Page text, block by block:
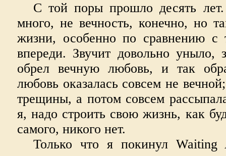
С той поры прошло десять
много, не вечность, конечно, но
жизни, особенно по сравнению с
впереди. Звучит довольно уныло,
обрел вечную любовь, и так
любовь оказалась совсем не
трещины, а потом совсем
я, надо строить свою жизнь, как
самого, никого нет.
Только что я покинул Waiting